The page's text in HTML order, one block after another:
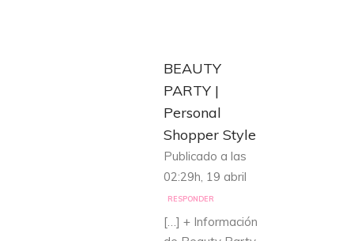
BEAUTY
PARTY |
Personal
Shopper Style
Publicado a las
02:29h, 19 abril
RESPONDER
[…] + Información